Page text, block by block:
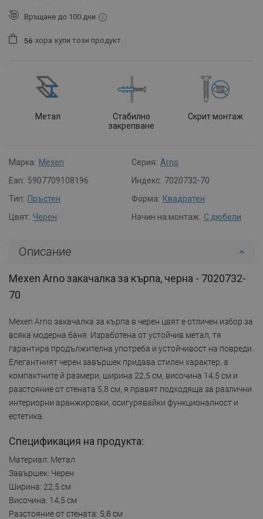
Връщане до 100 дни
56 хора купи този продукт.
Метал
Стабилно
закрепване
Скрит монтаж
Марка: Mexen Серия: Arno
Ean: 5907709108196 Индекс: 7020732-70
Тип: Пръстен Форма: Квадратен
Цвят: Черен Начин на монтаж: С дюбели
Описание
Mexen Arno закачалка за кърпа, черна - 7020732-
70
Mexen Arno закачалка за кърпа в черен цвят е отличен избор за
всяка модерна баня. Изработена от устойчив метал, тя
гарантира продължителна употреба и устойчивост на повреди.
Елегантният черен завършек придава стилен характер, а
компактните й размери, ширина 22,5 см, височина 14,5 см и
разстояние от стената 5,8 см, я правят подходяща за различни
интериорни аранжировки, осигурявайки функционалност и
естетика.
Спецификация на продукта:
Материал: Метал
Завършек: Черен
Ширина: 22,5 см
Височина: 14,5 см
Разстояние от стената: 5,8 см